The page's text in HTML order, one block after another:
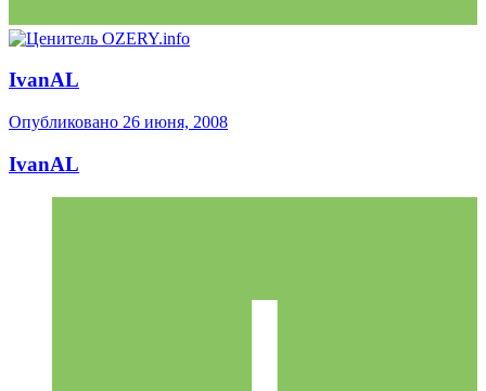
IvanAL
Опубликовано 26 июня, 2008
IvanAL